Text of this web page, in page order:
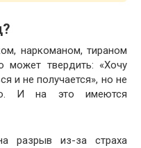
наркоманом, тираном
может твердить: «Хочу
и не получается», но не
И на это имеются
разрыв из-за страха